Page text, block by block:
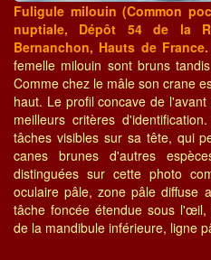
Fuligule milouin (Common
nuptiale, Dépôt 54 de la
Bernanchon, Hauts de France.
femelle milouin sont bruns
Comme chez le mâle son crane
haut. Le profil concave de
meilleurs critères
tâches visibles sur sa tête, qui
canes brunes d'autres
distinguées sur cette photo
oculaire pâle, zone pâle diffuse
tâche foncée étendue sous
de la mandibule inférieure, ligne